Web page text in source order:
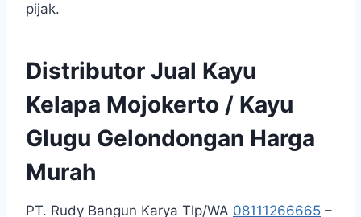
pijak.
Distributor Jual Kayu
Kelapa Mojokerto / Kayu
Glugu Gelondongan Harga
Murah
PT. Rudy Bangun Karya Tlp/WA 08111266665 –